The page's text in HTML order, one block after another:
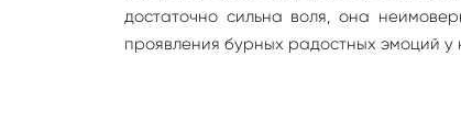
достаточно сильна воля, она
проявления бурных радостных эмоций